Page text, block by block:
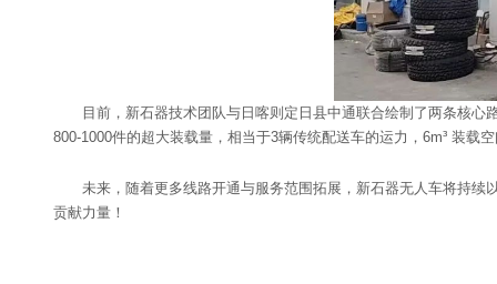
目前，新石器技术团队与日喀则定日县中通联合绘制了两条核
800-1000件的超大装载量，相当于3辆传统配送车的运力，6m³ 装载
未来，随着更多线路开通与服务范围拓展，新石器无人车将持
贡献力量！